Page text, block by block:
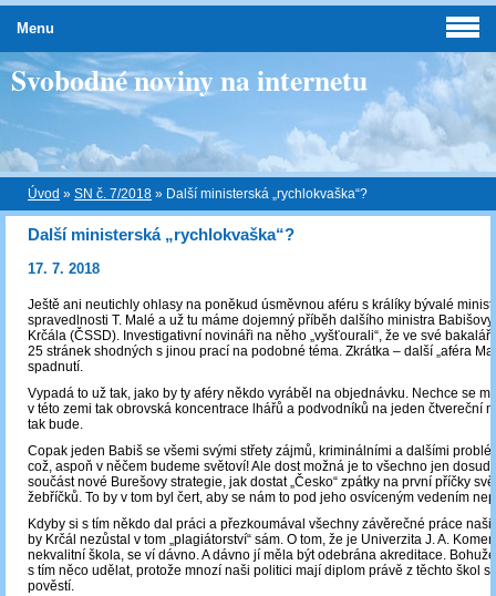
Svobodné noviny na internetu
Úvod » SN č. 7/2018 » Další ministerská „rychlokvaška“?
Další ministerská „rychlokvaška“?
17. 7. 2018
Ještě ani neutichly ohlasy na poněkud úsměvnou aféru s králíky bývalé
spravedlnosti T. Malé a už tu máme dojemný příběh dalšího ministra
Krčála (ČSSD). Investigativní novináři na něho „vyšťourali“, že ve své
25 stránek shodných s jinou prací na podobné téma. Zkrátka – další „aféra
spadnutí.
Vypadá to už tak, jako by ty aféry někdo vyráběl na objednávku. Nechce se
v této zemi tak obrovská koncentrace lhářů a podvodníků na jeden čtvereční
tak bude.
Copak jeden Babiš se všemi svými střety zájmů, kriminálními a dalšími
což, aspoň v něčem budeme světoví! Ale dost možná je to všechno jen dosud
součást nové Burešovy strategie, jak dostat „Česko“ zpátky na první příčky
žebříčků. To by v tom byl čert, aby se nám to pod jeho osvíceným vedením
Kdyby si s tím někdo dal práci a přezkoumával všechny závěrečné práce
by Krčál nezůstal v tom „plagiátorství“ sám. O tom, že je Univerzita J. A.
nekvalitní škola, se ví dávno. A dávno jí měla být odebrána akreditace.
s tím něco udělat, protože mnozí naši politici mají diplom právě z těchto škol
pověstí.
Menu